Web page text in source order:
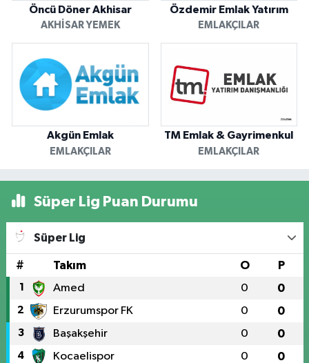
Öncü Döner Akhisar
AKHISAR YEMEK
Özdemir Emlak Yatırım
EMLAKÇILAR
Akgün Emlak
EMLAKÇILAR
TM Emlak & Gayrimenkul
EMLAKÇILAR
Süper Lig Puan Durumu
Süper Lig
# Takım O P
1 Amed 0 0
2 Erzurumspor FK 0 0
3 Başakşehir 0 0
4 Kocaelispor 0 0